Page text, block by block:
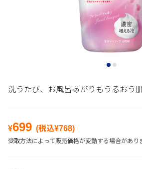
洗うたび、お風呂あがりもうるおう
¥699 (税込¥768)
受取方法によって販売価格が変動する場合があり